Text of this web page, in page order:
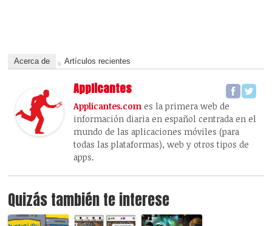
Acerca de Artículos recientes
Applicantes
Applicantes.com es la primera web de
información diaria en español centrada en el
mundo de las aplicaciones móviles (para
todas las plataformas), web y otros tipos de
apps.
Quizás también te interese